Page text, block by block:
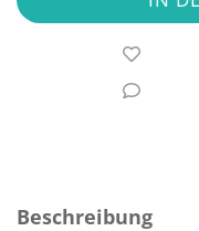
Beschreibung